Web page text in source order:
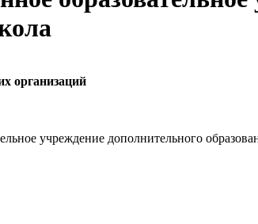
организаций
учреждение дополнительного